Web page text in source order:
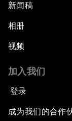
新闻稿
相册
视频
加入我们
登录
成为我们的合作